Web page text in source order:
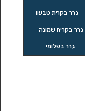
גרר בקרית טבעון
גרר בקרית שמונה
גרר בשלומי